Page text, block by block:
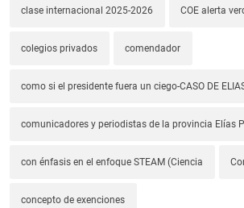
clase internacional 2025-2026 COE alerta
colegios privados comendador
como si el presidente fuera un ciego-CASO DE
comunicadores y periodistas de la provincia Elías
con énfasis en el enfoque STEAM (Ciencia
concepto de exenciones